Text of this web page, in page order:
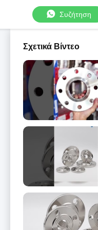
Συζήτηση
Σχετικά Βίντεο